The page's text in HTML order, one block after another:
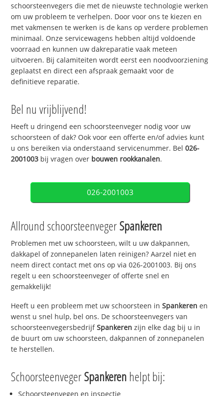
schoorsteenvegers die met de nieuwste technologie werken
om uw probleem te verhelpen. Door voor ons te kiezen en
met vakmensen te werken is de kans op verdere problemen
minimaal. Onze servicewagens hebben altijd voldoende
voorraad en kunnen uw dakreparatie vaak meteen
uitvoeren. Bij calamiteiten wordt eerst een noodvoorziening
geplaatst en direct een afspraak gemaakt voor de
definitieve reparatie.
Bel nu vrijblijvend!
Heeft u dringend een schoorsteenveger nodig voor uw
schoorsteen of dak? Ook voor een offerte en/of advies kunt
u ons bereiken via onderstaand servicenummer. Bel026-
2001003 bij vragen over bouwen rookkanalen.
026-2001003
Allround schoorsteenvegerSpankeren
Problemen met uw schoorsteen, wilt u uw dakpannen,
dakkapel of zonnepanelen laten reinigen? Aarzel niet en
neem direct contact met ons op via 026-2001003. Bij ons
regelt u een schoorsteenveger of offerte snel en
gemakkelijk!
Heeft u een probleem met uw schoorsteen inSpankeren en
wenst u snel hulp, bel ons. De schoorsteenvegers van
schoorsteenvegersbedrijfSpankeren zijn elke dag bij u in
de buurt om uw schoorsteen, dakpannen of zonnepanelen
te herstellen.
SchoorsteenvegerSpankeren helpt bij:
Schoorsteenvegen en inspectie